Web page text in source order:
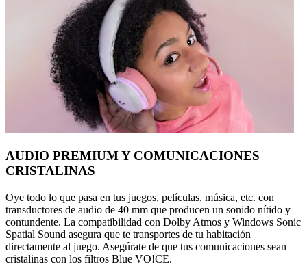
AUDIO PREMIUM Y COMUNICACIONES
CRISTALINAS
Oye todo lo que pasa en tus juegos, películas, música, etc. con
transductores de audio de 40 mm que producen un sonido nítido y
contundente. La compatibilidad con Dolby Atmos y Windows Sonic
Spatial Sound asegura que te transportes de tu habitación
directamente al juego. Asegúrate de que tus comunicaciones sean
cristalinas con los filtros Blue VO!CE.